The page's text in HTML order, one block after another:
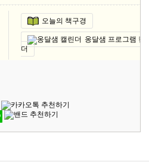
오늘의 책구경
옹달샘 프로그램 캘린
더